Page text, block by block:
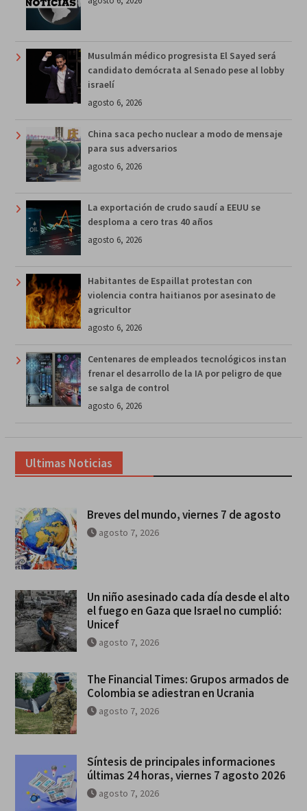
Musulmán médico progresista El Sayed será
candidato demócrata al Senado pese al lobby
israelí
agosto 6, 2026
China saca pecho nuclear a modo de mensaje
para sus adversarios
agosto 6, 2026
La exportación de crudo saudí a EEUU se
desploma a cero tras 40 años
agosto 6, 2026
Habitantes de Espaillat protestan con
violencia contra haitianos por asesinato de
agricultor
agosto 6, 2026
Centenares de empleados tecnológicos instan
frenar el desarrollo de la IA por peligro de que
se salga de control
agosto 6, 2026
Ultimas Noticias
Breves del mundo, viernes 7 de agosto
agosto 7, 2026
Un niño asesinado cada día desde el alto
el fuego en Gaza que Israel no cumplió:
Unicef
agosto 7, 2026
The Financial Times: Grupos armados de
Colombia se adiestran en Ucrania
agosto 7, 2026
Síntesis de principales informaciones
últimas 24 horas, viernes 7 agosto 2026
agosto 7, 2026